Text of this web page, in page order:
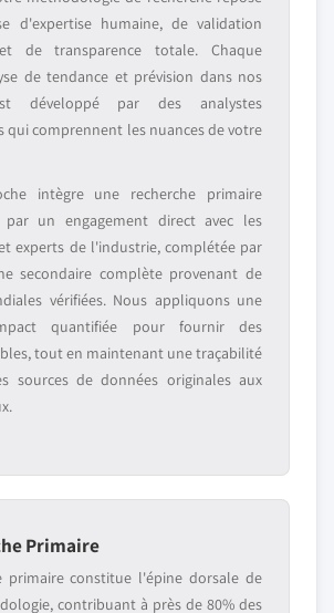
d'expertise humaine, de validation
de transparence totale. Chaque
de tendance et prévision dans nos
développé par des analystes
qui comprennent les nuances de votre
intègre une recherche primaire
par un engagement direct avec les
experts de l'industrie, complétée par
secondaire complète provenant de
vérifiées. Nous appliquons une
quantifiée pour fournir des
tout en maintenant une traçabilité
sources de données originales aux
Primaire
primaire constitue l'épine dorsale de
contribuant à près de 80% des